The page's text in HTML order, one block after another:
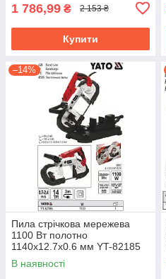
1 786,99 ₴ 2 153 ₴
Купити
–14%
Пила стрічкова мережева
1100 Вт полотно
1140х12.7х0.6 мм YT-82185
В наявності